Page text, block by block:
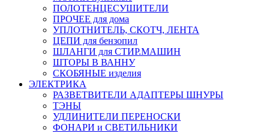
ПОЛОТЕНЦЕСУШИТЕЛИ
ПРОЧЕЕ для дома
УПЛОТНИТЕЛЬ, СКОТЧ, ЛЕНТА
ЦЕПИ для бензопил
ШЛАНГИ для СТИР.МАШИН
ШТОРЫ В ВАННУ
СКОБЯНЫЕ изделия
ЭЛЕКТРИКА
РАЗВЕТВИТЕЛИ АДАПТЕРЫ ШНУРЫ
ТЭНЫ
УДЛИНИТЕЛИ ПЕРЕНОСКИ
ФОНАРИ и СВЕТИЛЬНИКИ